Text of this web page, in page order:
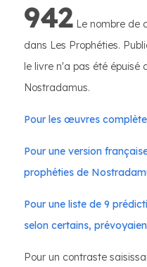
942 Le nombre de
dans Les Prophéties.
le livre n'a pas été épuisé
Nostradamus.
Pour les œuvres
Pour une version
prophéties de
Pour une liste de 9
selon certains,
Pour un contraste